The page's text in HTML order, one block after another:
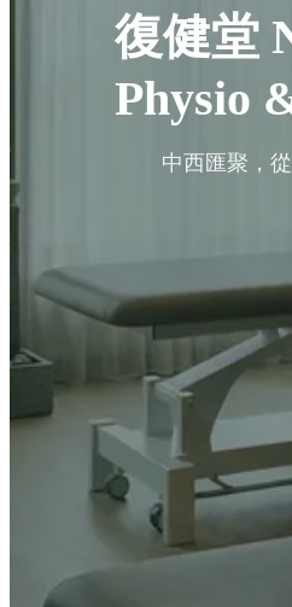
復健堂
Physio
中西匯聚，